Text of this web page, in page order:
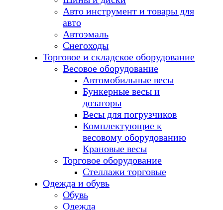
Авто инструмент и товары для
авто
Автоэмаль
Снегоходы
Торговое и складское оборудование
Весовое оборудование
Автомобильные весы
Бункерные весы и
дозаторы
Весы для погрузчиков
Комплектующие к
весовому оборудованию
Крановые весы
Торговое оборудование
Стеллажи торговые
Одежда и обувь
Обувь
Одежда